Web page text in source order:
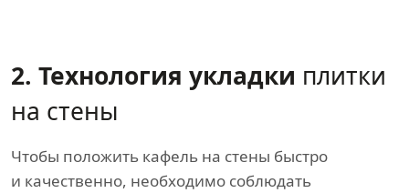
2. Технология укладки плитки
на стены
Чтобы положить кафель на стены быстро
и качественно, необходимо соблюдать